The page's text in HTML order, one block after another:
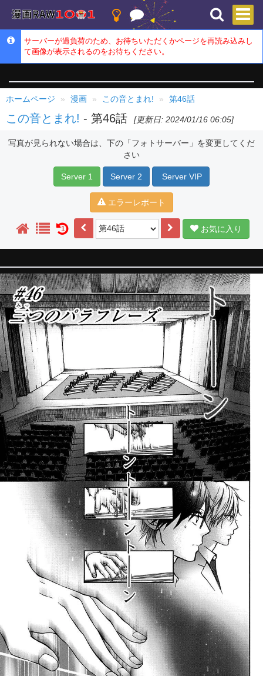
サーバーが過負荷のため、お待ちいただくかページを再読み込みし
て画像が表示されるのをお待ちください。
ホームページ 漫画 この音とまれ! 第46話
この音とまれ! - 第46話 [更新日: 2024/01/16 06:05]
写真が見られない場合は、下の「フォトサーバー」を変更してくだ
さい
Server 1 Server 2 Server VIP
エラーレポート
1 お気に入り